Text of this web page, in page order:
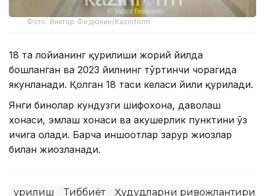
Фото: Виктор Федюнин/Kazinform
18 та лойиҳанинг қурилиши жорий йилда
бошланган ва 2023 йилнинг тўртинчи чорагида
якунланади. Қолган 18 таси келаси йили қурилади.
Янги бинолар кундузги шифохона, даволаш
хонаси, эмлаш хонаси ва акушерлик пунктини ўз
ичига олади. Барча иншоотлар зарур жиҳозлар
билан жиҳозланади.
Қурилиш Тиббиёт Ҳудудларни ривожлантириш